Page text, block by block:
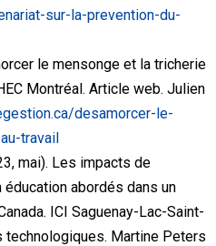
sur-la-prevention-du-
le mensonge et la tricherie
Montréal. Article web. Julien
desamorcer-le-
travail
mai). Les impacts de
abordés dans un
ICI Saguenay-Lac-Saint-
technologiques. Martine Peters